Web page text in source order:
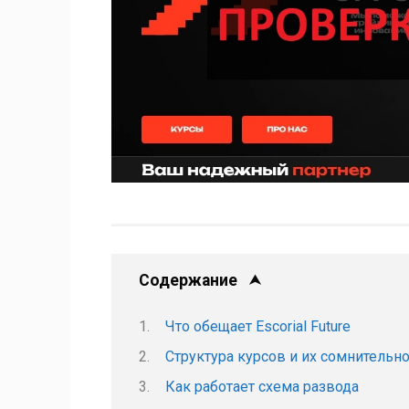
Содержание
Что обещает Escorial Future
Структура курсов и их
Как работает схема развода